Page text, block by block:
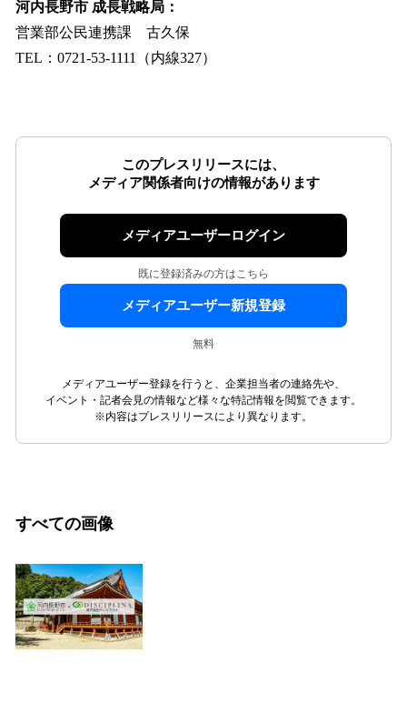
河内長野市 成長戦略局：
営業部公民連携課 古久保
TEL：0721-53-1111（内線327）
このプレスリリースには、
メディア関係者向けの情報があります
メディアユーザーログイン
既に登録済みの方はこちら
メディアユーザー新規登録
無料
メディアユーザー登録を行うと、企業担当者の連絡先や、
イベント・記者会見の情報など様々な特記情報を閲覧できます。
※内容はプレスリリースにより異なります。
すべての画像